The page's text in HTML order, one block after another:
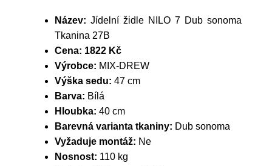
Název: Jídelní židle NILO 7 Dub sonoma
Tkanina 27B
Cena: 1822 Kč
Výrobce: MIX-DREW
Výška sedu: 47 cm
Barva: Bílá
Hloubka: 40 cm
Barevná varianta tkaniny: Dub sonoma
Vyžaduje montáž: Ne
Nosnost: 110 kg